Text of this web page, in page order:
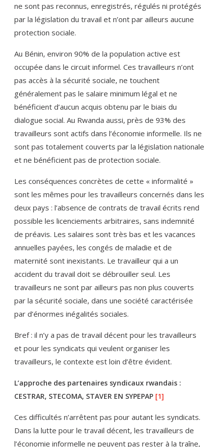
ne sont pas reconnus, enregistrés, régulés ni protégés
par la législation du travail et n’ont par ailleurs aucune
protection sociale.
Au Bénin, environ 90% de la population active est
occupée dans le circuit informel. Ces travailleurs n’ont
pas accès à la sécurité sociale, ne touchent
généralement pas le salaire minimum légal et ne
bénéficient d’aucun acquis obtenu par le biais du
dialogue social. Au Rwanda aussi, près de 93% des
travailleurs sont actifs dans l’économie informelle. Ils ne
sont pas totalement couverts par la législation nationale
et ne bénéficient pas de protection sociale.
Les conséquences concrètes de cette « informalité »
sont les mêmes pour les travailleurs concernés dans les
deux pays : l’absence de contrats de travail écrits rend
possible les licenciements arbitraires, sans indemnité
de préavis. Les salaires sont très bas et les vacances
annuelles payées, les congés de maladie et de
maternité sont inexistants. Le travailleur qui a un
accident du travail doit se débrouiller seul. Les
travailleurs ne sont par ailleurs pas non plus couverts
par la sécurité sociale, dans une société caractérisée
par d’énormes inégalités sociales.
Bref : il n’y a pas de travail décent pour les travailleurs
et pour les syndicats qui veulent organiser les
travailleurs, le contexte est loin d’être évident.
L’approche des partenaires syndicaux rwandais :
CESTRAR, STECOMA, STAVER EN SYPEPAP [1]
Ces difficultés n’arrêtent pas pour autant les syndicats.
Dans la lutte pour le travail décent, les travailleurs de
l’économie informelle ne peuvent pas rester à la traîne,